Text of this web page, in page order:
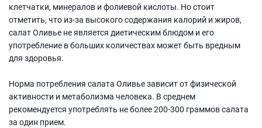
клетчатки, минералов и фолиевой кислоты. Но стоит
отметить, что из-за высокого содержания калорий и жиров,
салат Оливье не является диетическим блюдом и его
употребление в больших количествах может быть вредным
для здоровья.
Норма потребления салата Оливье зависит от физической
активности и метаболизма человека. В среднем
рекомендуется употреблять не более 200-300 граммов салата
за один прием.